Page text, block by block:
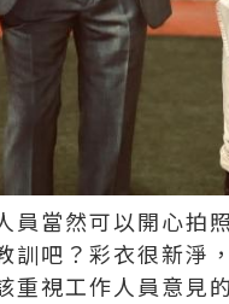
員當然可以開心拍
訓吧？彩衣很新淨
視工作人員意見的